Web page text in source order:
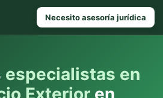
Necesito asesoría jurídica
especialistas en
Exterior en